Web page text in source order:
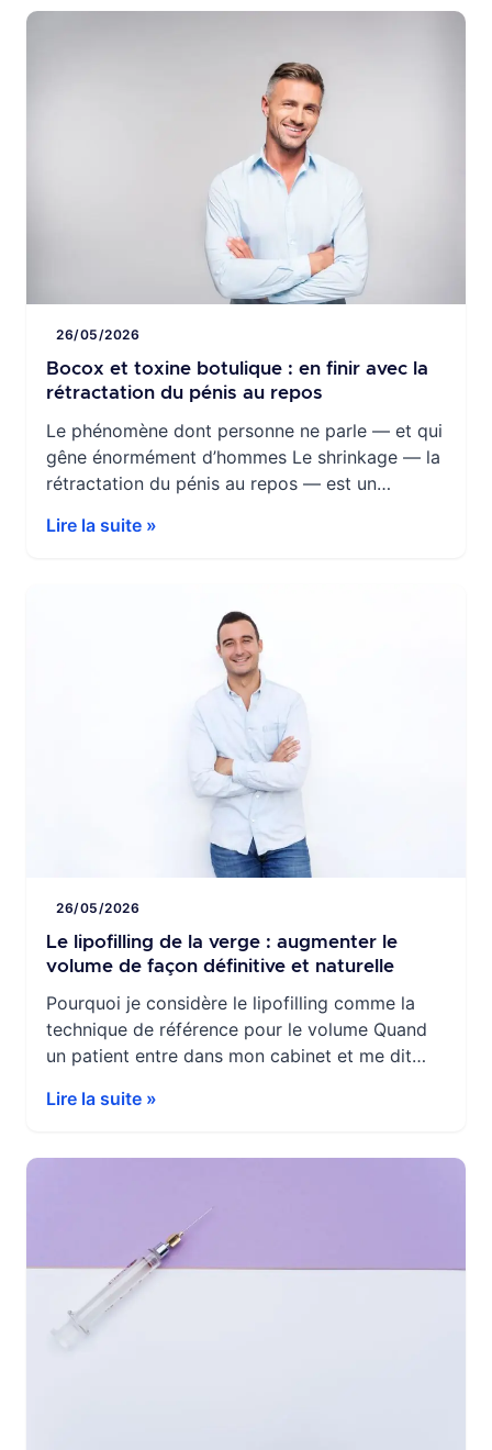
étaient limitées : optimiser les médicaments,
26/05/2026
Bocox et toxine botulique : en finir avec la
rétractation du pénis au repos
Le phénomène dont personne ne parle — et qui
gêne énormément d’hommes Le shrinkage — la
rétractation du pénis au repos — est un
Et pourtant, il peut être une vraie source de
situation de stress, de froid […]
Lire la suite »
26/05/2026
Le lipofilling de la verge : augmenter le
volume de façon définitive et naturelle
Pourquoi je considère le lipofilling comme la
technique de référence pour le volume Quand
un patient entre dans mon cabinet et me dit
la première chose que je lui demande, c’est ce
et réversible, ou quelque chose de durable, de
Lire la suite »